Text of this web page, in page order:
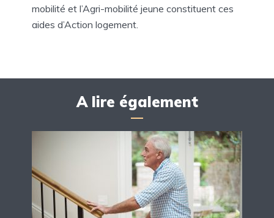
mobilité et l’Agri-mobilité jeune constituent ces
aides d’Action logement.
A lire également